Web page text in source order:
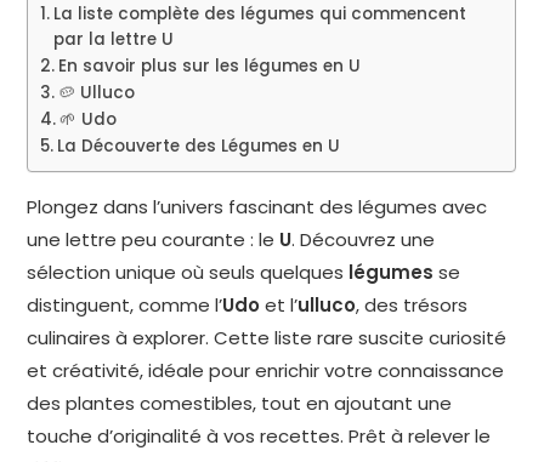
La liste complète des légumes qui commencent
par la lettre U
En savoir plus sur les légumes en U
🥔 Ulluco
🌱 Udo
La Découverte des Légumes en U
Plongez dans l’univers fascinant des légumes avec
une lettre peu courante : le U. Découvrez une
sélection unique où seuls quelques légumes se
distinguent, comme l’Udoet l’ulluco, des trésors
culinaires à explorer. Cette liste rare suscite curiosité
et créativité, idéale pour enrichir votre connaissance
des plantes comestibles, tout en ajoutant une
touche d’originalité à vos recettes. Prêt à relever le